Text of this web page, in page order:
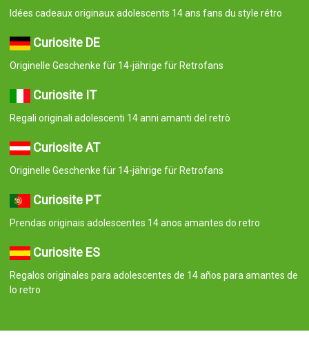
Idées cadeaux originaux adolescents 14 ans fans du style rétro
Curiosite DE
Originelle Geschenke für 14-jährige für Retrofans
Curiosite IT
Regali originali adolescenti 14 anni amanti del retrò
Curiosite AT
Originelle Geschenke für 14-jährige für Retrofans
Curiosite PT
Prendas originais adolescentes 14 anos amantes do retro
Curiosite ES
Regalos originales para adolescentes de 14 años para amantes de
lo retro